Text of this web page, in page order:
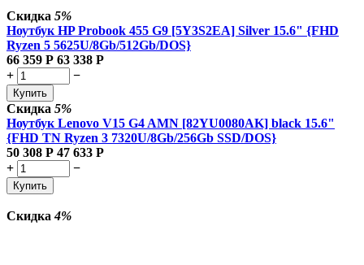
Скидка 5%
Ноутбук HP Probook 455 G9 [5Y3S2EA] Silver 15.6" {FHD
Ryzen 5 5625U/8Gb/512Gb/DOS}
66 359 Р 63 338 Р
+
−
Купить
Скидка 5%
Ноутбук Lenovo V15 G4 AMN [82YU0080AK] black 15.6"
{FHD TN Ryzen 3 7320U/8Gb/256Gb SSD/DOS}
50 308 Р 47 633 Р
+
−
Купить
Скидка4%